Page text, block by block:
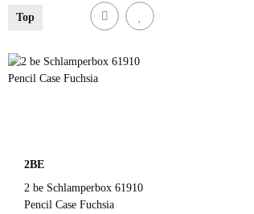
Top
2BE
2 be Schlamperbox 61910
Pencil Case Fuchsia